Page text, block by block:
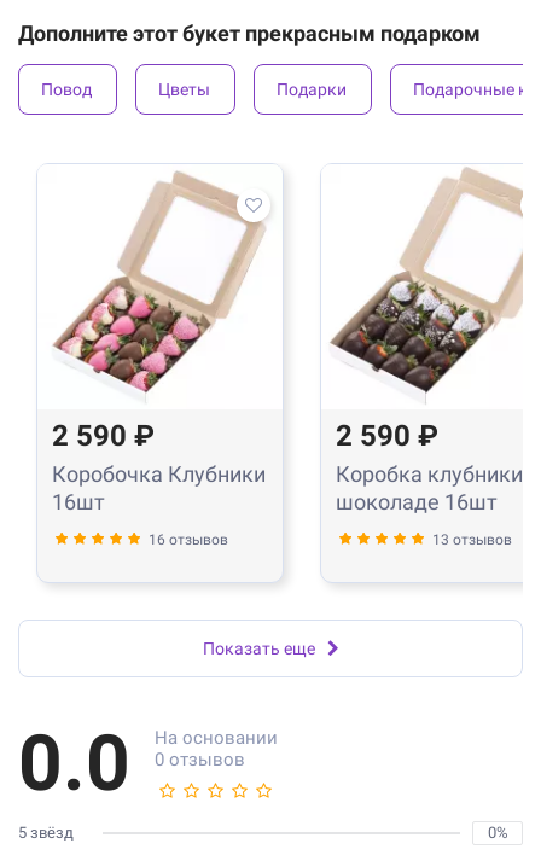
Дополните этот букет прекрасным подарком
Повод Цветы Подарки Подарочные
2 590 ₽
Коробочка Клубники
16шт
16 отзывов
2 590 ₽
Коробка клубники в
шоколаде 16шт
13 отзывов
Показать еще
0.0
На основании
0 отзывов
5 звёзд
0%